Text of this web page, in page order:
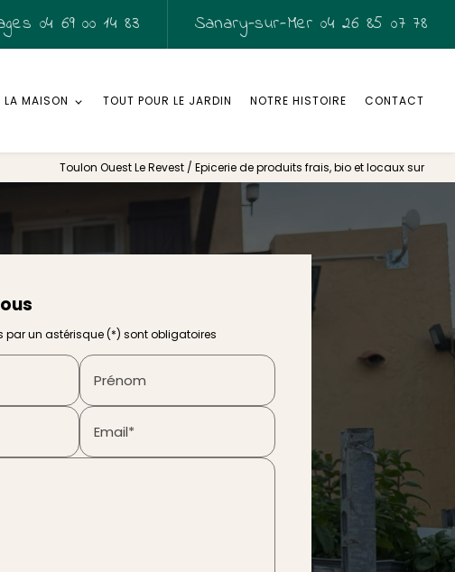
04 69 00 14 83 Sanary-sur-Mer 04 26 85 07 78
LA MAISON TOUT POUR LE JARDIN NOTRE HISTOIRE CONTACT
Toulon Ouest Le Revest / Epicerie de produits frais, bio et locaux sur
par un astérisque (*) sont obligatoires
Prénom
Email*